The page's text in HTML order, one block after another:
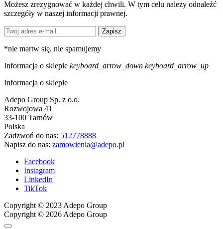
Możesz zrezygnować w każdej chwili. W tym celu należy odnaleźć
szczegóły w naszej informacji prawnej.
Zapisz
*nie martw się, nie spamujemy
Informacja o sklepie keyboard_arrow_down keyboard_arrow_up
Informacja o sklepie
Adepo Group Sp. z o.o.
Rozwojowa 41
33-100 Tarnów
Polska
Zadzwoń do nas: 512778888
Napisz do nas: zamowienia@adepo.pl
Facebook
Instagram
LinkedIn
TikTok
Copyright © 2023 Adepo Group
Copyright © 2026 Adepo Group